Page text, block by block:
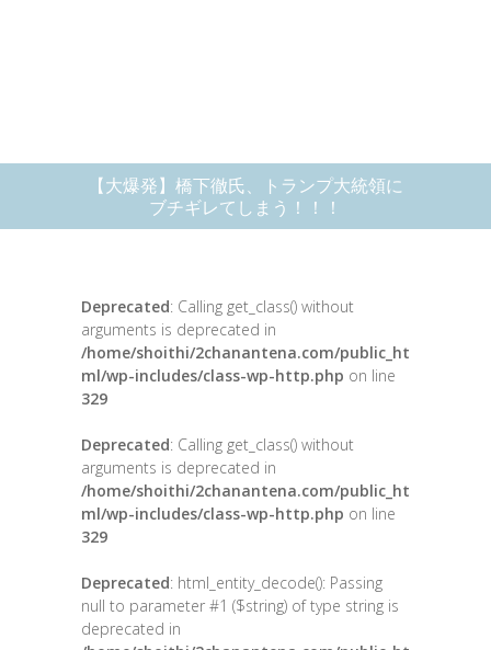
【大爆発】橋下徹氏、トランプ大統領に
ブチギレてしまう！！！
Deprecated: Calling get_class() without
arguments is deprecated in
/home/shoithi/2chanantena.com/public_ht
ml/wp-includes/class-wp-http.php on line
329
Deprecated: Calling get_class() without
arguments is deprecated in
/home/shoithi/2chanantena.com/public_ht
ml/wp-includes/class-wp-http.php on line
329
Deprecated: html_entity_decode(): Passing
null to parameter #1 ($string) of type string is
deprecated in